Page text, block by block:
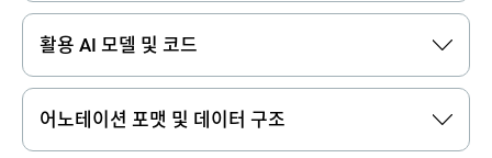
활용 AI 모델 및 코드
어노테이션 포맷 및 데이터 구조